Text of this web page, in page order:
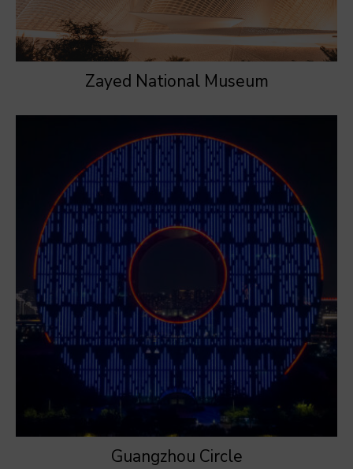
Zayed National Museum
Guangzhou Circle